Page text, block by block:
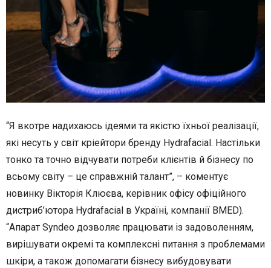
“Я вкотре надихаюсь ідеями та якістю їхньої реалізації,
які несуть у світ кріейтори бренду Hydrafacial. Настільки
тонко та точно відчувати потреби клієнтів й бізнесу по
всьому світу – це справжній талант”, – коментує
новинку Вікторія Клюєва, керівник офісу офіційного
дистриб’ютора Hydrafacial в Україні, компанії BMED).
“Апарат Syndeo дозволяє працювати із задоволенням,
вирішувати окремі та комплексні питання з проблемами
шкіри, а також допомагати бізнесу вибудовувати